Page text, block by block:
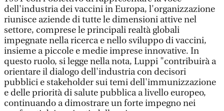
dell'industria dei vaccini in Europa, l'organizzazione
riunisce aziende di tutte le dimensioni attive nel
settore, comprese le principali realtà globali
impegnate nella ricerca e nello sviluppo di vaccini,
insieme a piccole e medie imprese innovative. In
questo ruolo, si legge nella nota, Luppi "contribuirà a
orientare il dialogo dell'industria con decisori
pubblici e stakeholder sui temi dell'immunizzazione
e delle priorità di salute pubblica a livello europeo,
continuando a dimostrare un forte impegno nei